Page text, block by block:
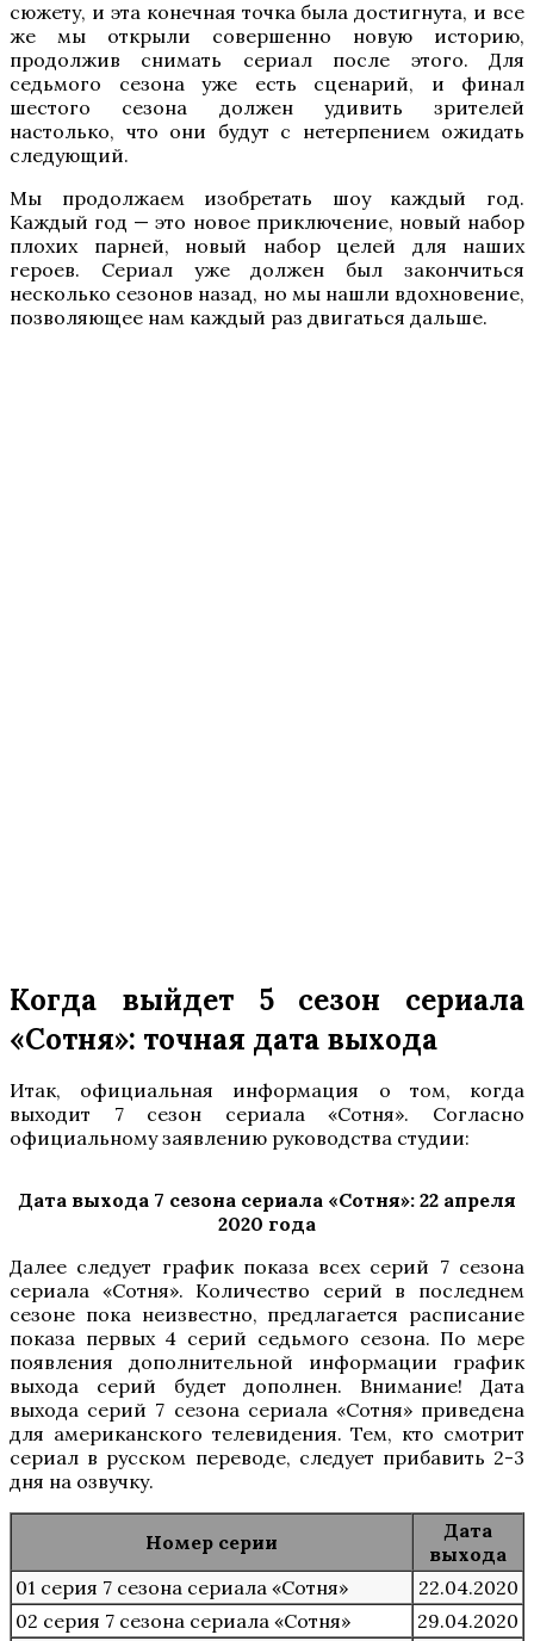
сюжету, и эта конечная точка была достигнута, и все
же мы открыли совершенно новую историю,
продолжив снимать сериал после этого. Для
седьмого сезона уже есть сценарий, и финал
шестого сезона должен удивить зрителей
настолько, что они будут с нетерпением ожидать
следующий.
Мы продолжаем изобретать шоу каждый год.
Каждый год — это новое приключение, новый набор
плохих парней, новый набор целей для наших
героев. Сериал уже должен был закончиться
несколько сезонов назад, но мы нашли вдохновение,
позволяющее нам каждый раз двигаться дальше.
Когда выйдет 5 сезон сериала
«Сотня»: точная дата выхода
Итак, официальная информация о том, когда
выходит 7 сезон сериала «Сотня». Согласно
официальному заявлению руководства студии:
Дата выхода 7 сезона сериала «Сотня»: 22 апреля
2020 года
Далее следует график показа всех серий 7 сезона
сериала «Сотня». Количество серий в последнем
сезоне пока неизвестно, предлагается расписание
показа первых 4 серий седьмого сезона. По мере
появления дополнительной информации график
выхода серий будет дополнен. Внимание! Дата
выхода серий 7 сезона сериала «Сотня» приведена
для американского телевидения. Тем, кто смотрит
сериал в русском переводе, следует прибавить 2-3
дня на озвучку.
Номер серии
Дата
выхода
01 серия 7 сезона сериала «Сотня»
22.04.2020
02 серия 7 сезона сериала «Сотня»
29.04.2020